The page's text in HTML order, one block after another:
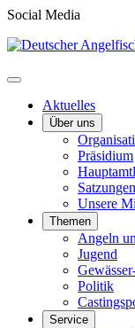
Social Media
Aktuelles
Über uns
Präsidium
Unsere
Themen
Angeln
Jugend
Politik
Service